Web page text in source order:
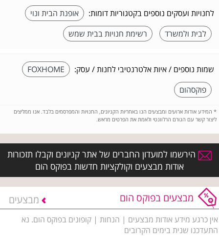
לחנויות ועסקים נוספים בקטגוריות דומות:
אופנת הבית ונוי
לבית ולמשרד
רשימת חנויות בבית שמש
שמות נוספים / איות אלטרנטיבי לחנות / עסק:
FOXHOME
פוקסהום
* המידע אודות ארועים ומבצעים הנו באחריות הקניונים, החנויות והמפרסמים בלבד. אנו ממליצים
ליצור קשר עם הגורם הרלוונטי ולאמת את הפרטים מראש.
הירשמו למועדון החברים של אתר קניונים וקבלו תזכורות
אודות מבצעים וקולקציות חדשות בפוקס הום
מבצעים בפוקס הום מבצעים
אין כרגע מידע אודות מבצעים | הנחות | קופונים בפוקס הום. נא
התעדכנו שנית בימים הקרובים